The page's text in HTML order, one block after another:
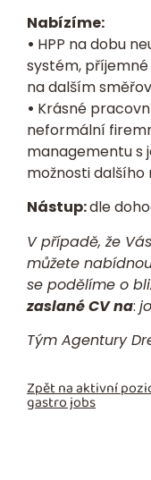
Nabízíme:
• HPP na dobu
systém,
na dalším
• Krásné
neformální
managementu s
možnosti dalšího
Nástup:dle
V případě, že
můžete
se podělíme o
zaslané CV na:
Tým Agentury
Zpět na aktivní
gastro jobs